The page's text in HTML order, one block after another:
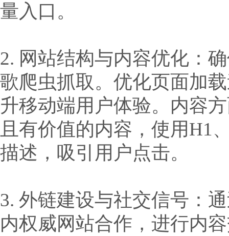
量入口。
2. 网站结构与内容优化：
歌爬虫抓取。优化页面加
升移动端用户体验。内容
且有价值的内容，使用H1
描述，吸引用户点击。
3. 外链建设与社交信号：
内权威网站合作，进行内